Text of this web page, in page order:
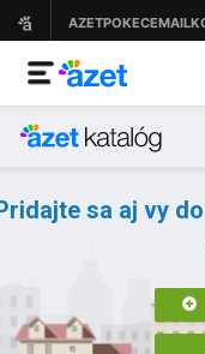
sa aj vy